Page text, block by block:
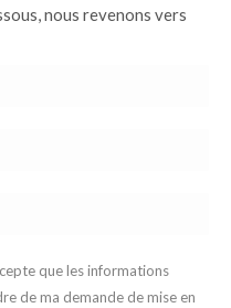
nous revenons vers
que les informations
de ma demande de mise en